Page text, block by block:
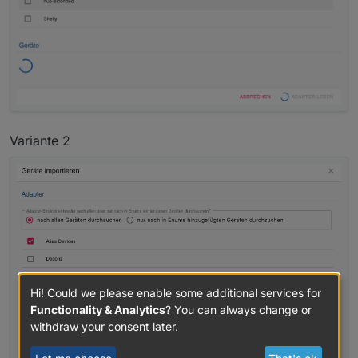
Variante 2
Hi! Could we please enable some additional services for
Functionality & Analytics? You can always change or
withdraw your consent later.